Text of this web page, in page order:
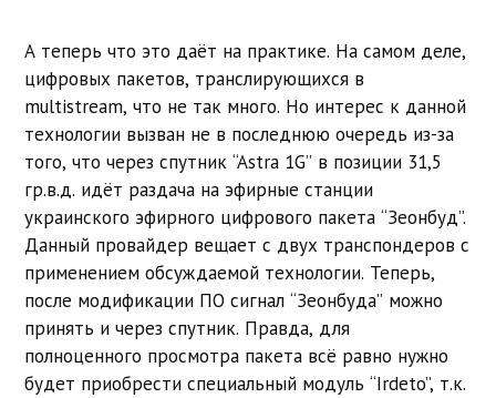
А теперь что это даёт на практике. На самом деле,
цифровых пакетов, транслирующихся в
multistream, что не так много. Но интерес к данной
технологии вызван не в последнюю очередь из-за
того, что через спутник “Astra 1G” в позиции 31,5
гр.в.д. идёт раздача на эфирные станции
украинского эфирного цифрового пакета “Зеонбуд”.
Данный провайдер вещает с двух транспондеров с
применением обсуждаемой технологии. Теперь,
после модификации ПО сигнал “Зеонбуда” можно
принять и через спутник. Правда, для
полноценного просмотра пакета всё равно нужно
будет приобрести специальный модуль “Irdeto”, т.к.